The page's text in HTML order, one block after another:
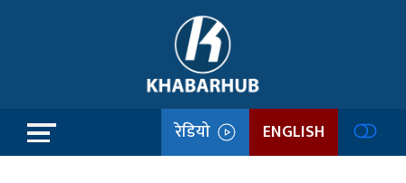
रेडियो ENGLISH